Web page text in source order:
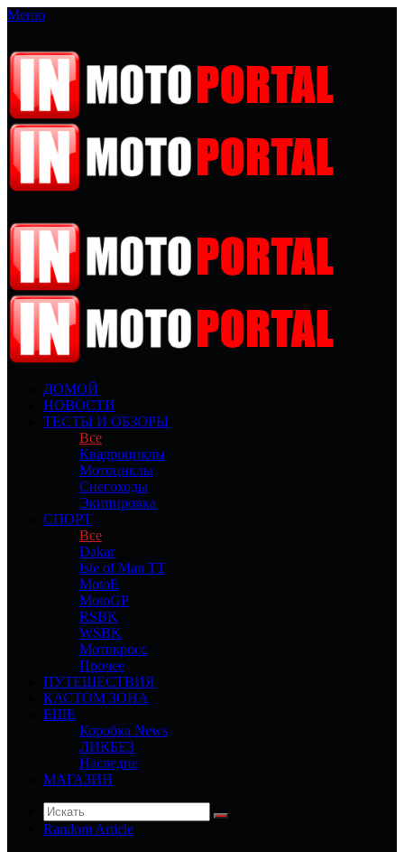
Меню
ДОМОЙ
НОВОСТИ
ТЕСТЫ И ОБЗОРЫ
Все
Квадроциклы
Мотоциклы
Снегоходы
Экипировка
СПОРТ
Все
Dakar
Isle of Man TT
MotoE
MotoGP
RSBK
WSBK
Мотокросс
Прочее
ПУТЕШЕСТВИЯ
КАСТОМ ЗОНА
ЕЩЕ
Коробка News
ЛИКБЕЗ
Наследие
МАГАЗИН
Random Article